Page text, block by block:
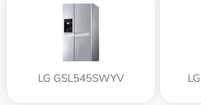
LG GSL545SWYV